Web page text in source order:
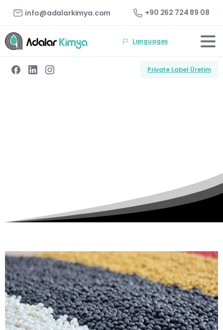
info@adalarkimya.com +90 262 724 89 08
Languages
Private Label Üretim